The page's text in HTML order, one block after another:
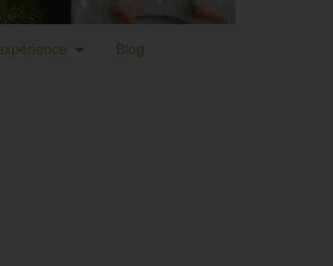
Blog